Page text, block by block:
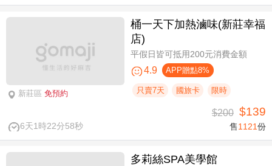
新莊區 免預約
桶一天下加熱滷味(新莊幸福
店)
平假日皆可抵用200元消費金額
4.9 APP贈點8%
只賣7天 國旅卡 限時
6天1時22分58秒
$200 $139
售1121份
多莉絲SPA美學館